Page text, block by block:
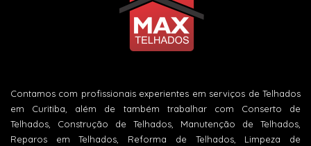
Contamos com profissionais experientes em serviços de Telhados
em Curitiba, além de também trabalhar com Conserto de
Telhados, Construção de Telhados, Manutenção de Telhados,
Reparos em Telhados, Reforma de Telhados, Limpeza de